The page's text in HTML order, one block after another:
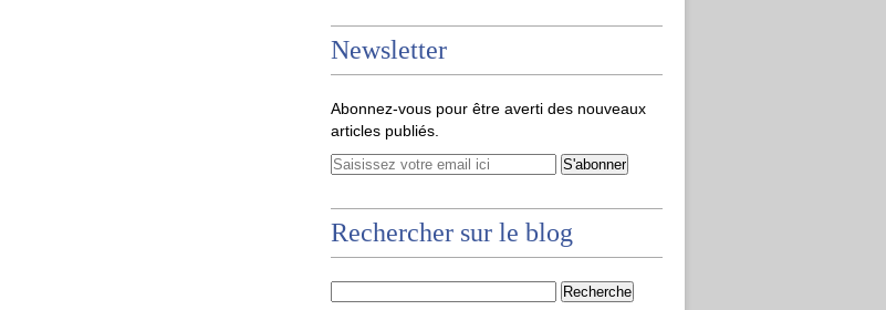
Newsletter
Abonnez-vous pour être averti des nouveaux
articles publiés.
Rechercher sur le blog